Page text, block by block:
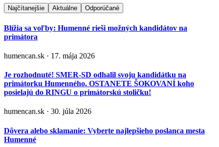
Najčítanejšie Aktuálne Odporúčané
Blížia sa voľby: Humenné rieši možných kandidátov na
primátora
humencan.sk · 17. mája 2026
Je rozhodnuté! SMER-SD odhalil svoju kandidátku na
primátorku Humenného. OSTANETE ŠOKOVANÍ koho
posielajú do RINGU o primátorskú stoličku!
humencan.sk · 30. júla 2026
Dôvera alebo sklamanie: Vyberte najlepšieho poslanca mesta
Humenné